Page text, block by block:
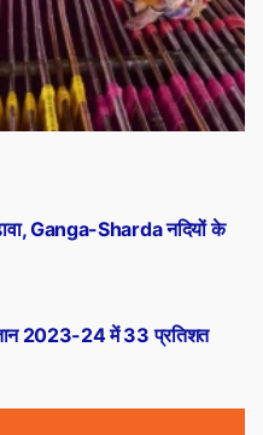
2023-24 में 33 प्रतिशत
Ganga-Sharda नदियों के